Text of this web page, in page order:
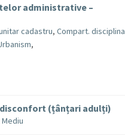
administrative –
cadastru,Compart. disciplina
,
(țânțari adulți)